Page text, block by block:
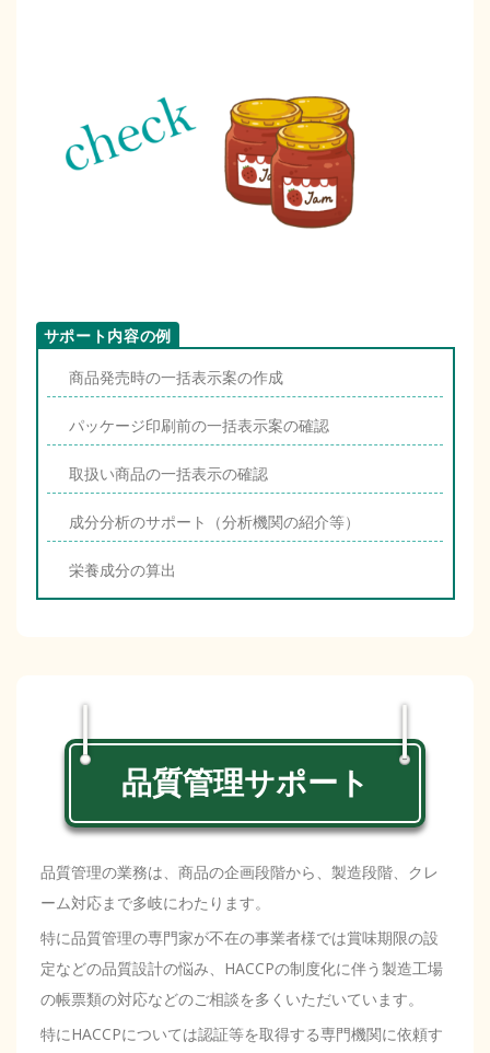
商品発売時の一括表示案の作成
パッケージ印刷前の一括表示案の確認
取扱い商品の一括表示の確認
成分分析のサポート（分析機関の紹介等）
栄養成分の算出
品質管理サポート
品質管理の業務は、商品の企画段階から、製造段階、クレ
ーム対応まで多岐にわたります。
特に品質管理の専門家が不在の事業者様では賞味期限の設
定などの品質設計の悩み、HACCPの制度化に伴う製造工場
の帳票類の対応などのご相談を多くいただいています。
特にHACCPについては認証等を取得する専門機関に依頼す